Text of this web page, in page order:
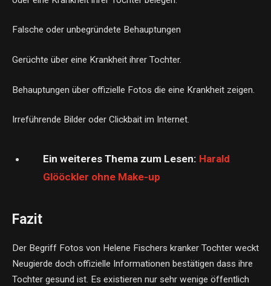
Falsche oder unbegründete Behauptungen
Gerüchte über eine Krankheit ihrer Tochter.
Behauptungen über offizielle Fotos die eine Krankheit zeigen.
Irreführende Bilder oder Clickbait im Internet.
Ein weiteres Thema zum Lesen: Harald
Glööckler ohne Make-up
Fazit
Der Begriff Fotos von Helene Fischers kranker Tochter weckt
Neugierde doch offizielle Informationen bestätigen dass ihre
Tochter gesund ist. Es existieren nur sehr wenige öffentlich